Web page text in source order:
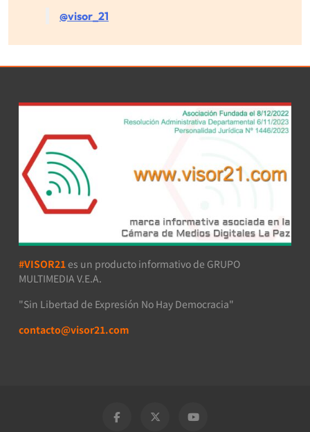
@visor_21
#VISOR21 es un producto informativo de GRUPO
MULTIMEDIA V.E.A.
"Sin Libertad de Expresión No Hay Democracia"
contacto@visor21.com